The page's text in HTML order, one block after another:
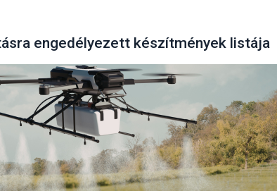
engedélyezett készítmények listája